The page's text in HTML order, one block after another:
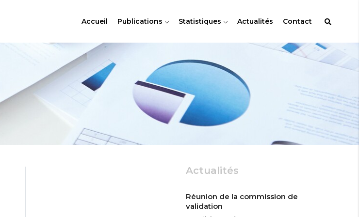
Accueil Publications Statistiques Actualités Contact
Actualités
Réunion de la commission de
validation